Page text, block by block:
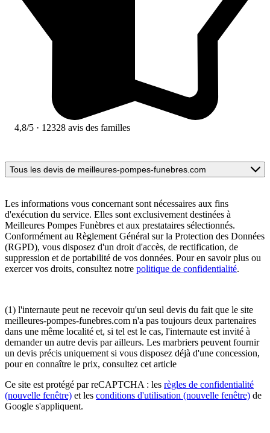
4,8/5 · 12328 avis des familles
Tous les devis de meilleures-pompes-funebres.com
Les informations vous concernant sont nécessaires aux fins
d'exécution du service. Elles sont exclusivement destinées à
Meilleures Pompes Funèbres et aux prestataires sélectionnés.
Conformément au Règlement Général sur la Protection des Données
(RGPD), vous disposez d'un droit d'accès, de rectification, de
suppression et de portabilité de vos données. Pour en savoir plus ou
exercer vos droits, consultez notre politique de confidentialité.
(1) l'internaute peut ne recevoir qu'un seul devis du fait que le site
meilleures-pompes-funebres.com n'a pas toujours deux partenaires
dans une même localité et, si tel est le cas, l'internaute est invité à
demander un autre devis par ailleurs. Les marbriers peuvent fournir
un devis précis uniquement si vous disposez déjà d'une concession,
pour en connaître le prix, consultez cet article
Ce site est protégé par reCAPTCHA : les règles de confidentialité
(nouvelle fenêtre) et les conditions d'utilisation (nouvelle fenêtre) de
Google s'appliquent.